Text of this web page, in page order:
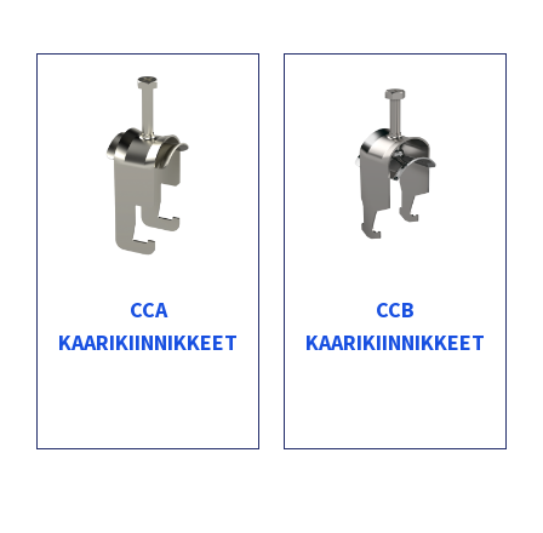
CCA
KAARIKIINNIKKEET
CCB
KAARIKIINNIKKEET